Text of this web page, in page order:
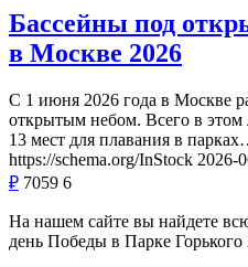
Бассейны под
в Москве 2026
С 1 июня 2026 года в Москве
открытым небом. Всего в этом
13 мест для плавания в
https://schema.org/InStock 2026-
₽ 7059 6
На нашем сайте вы найдете
день Победы в Парке Горького